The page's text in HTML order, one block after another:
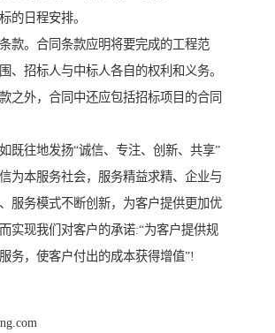
的日程安排。
款。合同条款应明将要完成的工程范
、招标人与中标人各自的权利和义务。
之外，合同中还应包括招标项目的合同
既往地发扬“诚信、专注、创新、共享”
为本服务社会，服务精益求精、企业与
服务模式不断创新，为客户提供更加优
实现我们对客户的承诺:“为客户提供规
务，使客户付出的成本获得增值”!